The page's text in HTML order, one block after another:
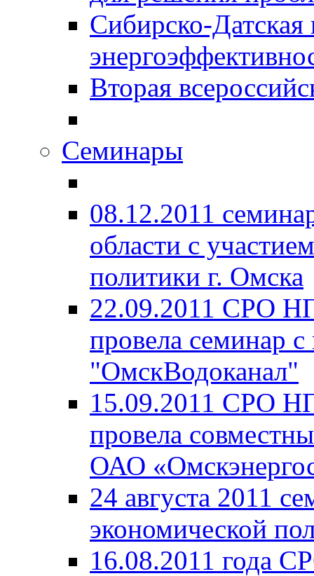
Сибирско-
Вторая
Семинары
08.12.2011
области с
политики г. Омска
22.09.2011 СРО
провела семинар
"ОмскВодоканал"
15.09.2011 СРО
провела
ОАО
24 августа 2011
экономической
16.08.2011 года